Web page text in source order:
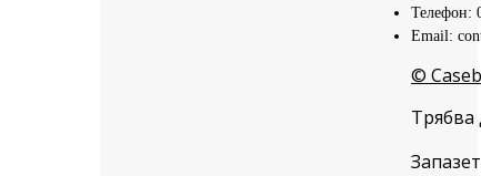
Телефон:
Email:
©
Трябва